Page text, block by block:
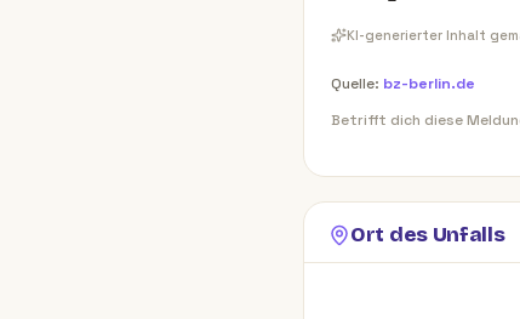
KI-generierter Inhalt
Quelle: bz-berlin.de
Betrifft dich diese
Ort des Unfalls